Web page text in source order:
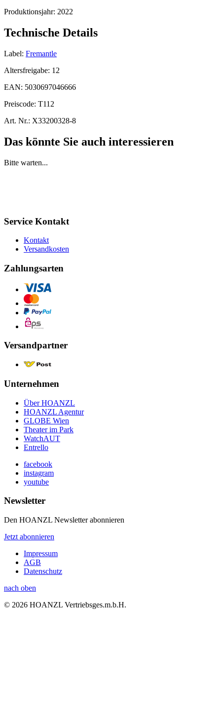
Produktionsjahr: 2022
Technische Details
Label: Fremantle
Altersfreigabe: 12
EAN: 5030697046666
Preiscode: T112
Art. Nr.: X33200328-8
Das könnte Sie auch interessieren
Bitte warten...
Service Kontakt
Kontakt
Versandkosten
Zahlungsarten
Versandpartner
Unternehmen
Über HOANZL
HOANZL Agentur
GLOBE Wien
Theater im Park
WatchAUT
Entrello
facebook
instagram
youtube
Newsletter
Den HOANZL Newsletter abonnieren
Jetzt abonnieren
Impressum
AGB
Datenschutz
nach oben
© 2026 HOANZL Vertriebsges.m.b.H.